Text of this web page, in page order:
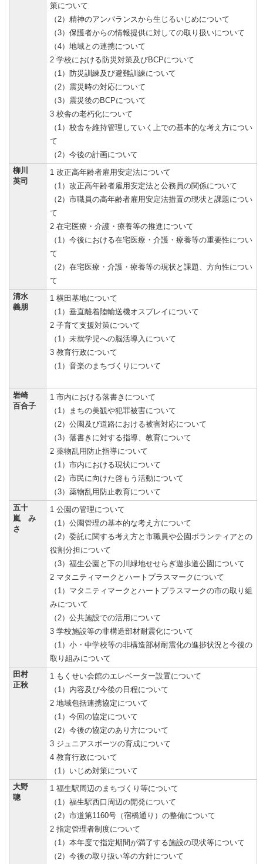
策について
（2）精神のアンバランスから生じるいじめについて
（3）保護者からの情報提供に対しての取り扱いについて
（4）地域との連携について
2 学校における防災対策及びBCPについて
（1）防災訓練及び避難訓練について
（2）震災時の対応について
（3）震災後のBCPについて
3 校舎の老朽化について
（1）校舎を維持管理していく上での基本的な考え方につい
て
（2）今後の計画について
柳川
英司
1 改正高年齢者雇用安定法について
（1）改正高年齢者雇用安定法と公務員の関係について
（2）市職員の高年齢者雇用安定法措置の現状と課題につい
て
2 在宅医療・介護・療養等の推進について
（1）今後における在宅医療・介護・療養等の重要性につい
て
（2）在宅医療・介護・療養等の現状と課題、方向性につい
て
清水
義朋
1 横田基地について
（1）垂直離着陸輸送機オスプレイについて
2 子育て支援対策について
（1）未就学児への脳活導入について
3 教育行政について
（1）音楽のまちづくりについて
岩崎
百合子
1 市内における落書きについて
（1）まちの美観や犯罪被害について
（2）公園及び道路における被害対応について
（3）落書きに対する指導、教育について
2 薬物乱用防止指導について
（1）市内における現状について
（2）市民に向けた啓もう活動について
（3）薬物乱用防止教育について
五十
嵐 み
さ
1 公園の管理について
（1）公園管理の基本的な考え方について
（2）委託に関する考え方と市職員や公園ボランティアとの
役割分担について
（3）福生公園と下の川緑地せせらぎ遊歩道公園について
2 マタニティマークとハートプラスマークについて
（1）マタニティマークとハートプラスマークの市の取り組
みについて
（2）公共施設での活用について
3 学校施設等の非構造部材耐震化について
（1）小・中学校等の非構造部材耐震化の進捗状況と今後の
取り組みについて
田村
正秋
1 もくせい会館のエレベーター設置について
（1）内容及び今後の日程について
2 地域包括連携協定について
（1）今回の協定について
（2）今後の協定のあり方について
3 ジュニアスポーツの育成について
4 教育行政について
（1）いじめ対策について
大野
聰
1 福生駅周辺のまちづくり等について
（1）福生駅西口周辺の開発について
（2）市道第1160号（宿橋通り）の整備について
2 指定管理者制度について
（1）本年度で指定期間が満了する施設の現状等について
（2）今後の取り扱い等の方針について